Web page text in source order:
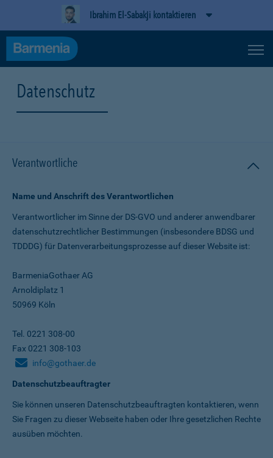
Ibrahim El-Sabakji kontaktieren
Datenschutz
Verantwortliche
Name und Anschrift des Verantwortlichen
Verantwortlicher im Sinne der DS-GVO und anderer anwendbarer
datenschutz­rechtlicher Bestimmungen (insbesondere BDSG und
TDDDG) für Daten­verarbeitungs­prozesse auf dieser Website ist:
BarmeniaGothaer AG
Arnoldiplatz 1
50969 Köln
Tel. 0221 308-00
Fax 0221 308-103
info@gothaer.de
Datenschutzbeauftragter
Sie können unseren Datenschutz­beauftragten kontaktieren, wenn
Sie Fragen zu dieser Webseite haben oder Ihre gesetzlichen Rechte
ausüben möchten.